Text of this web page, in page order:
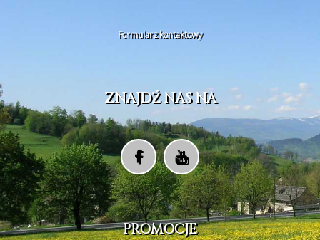
Formularz kontaktowy
ZNAJDŹ NAS NA
PROMOCJE